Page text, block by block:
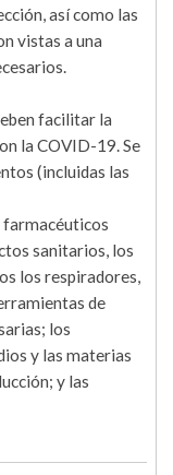
así como las
vistas a una
facilitar la
la COVID-19. Se
(incluidas las
sanitarios, los
los respiradores,
de
los
y las materias
y las